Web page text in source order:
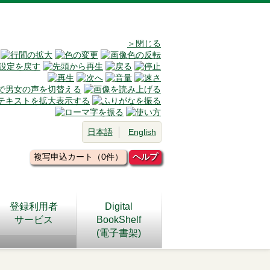
＞閉じる
日本語 English
複写申込カート（0件） ヘルプ
登録利用者
サービス
Digital
BookShelf
(電子書架)